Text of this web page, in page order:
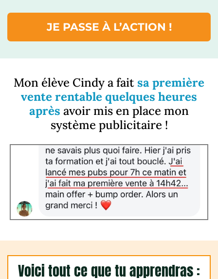
JE PASSE À L’ACTION !
Mon élève Cindy a fait sa première
vente rentable quelques heures
après avoir mis en place mon
système publicitaire !
Voici tout ce que tu apprendras :